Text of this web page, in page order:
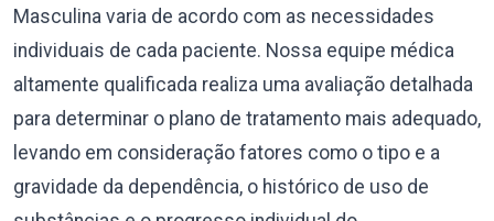
Masculina varia de acordo com as necessidades
individuais de cada paciente. Nossa equipe médica
altamente qualificada realiza uma avaliação detalhada
para determinar o plano de tratamento mais adequado,
levando em consideração fatores como o tipo e a
gravidade da dependência, o histórico de uso de